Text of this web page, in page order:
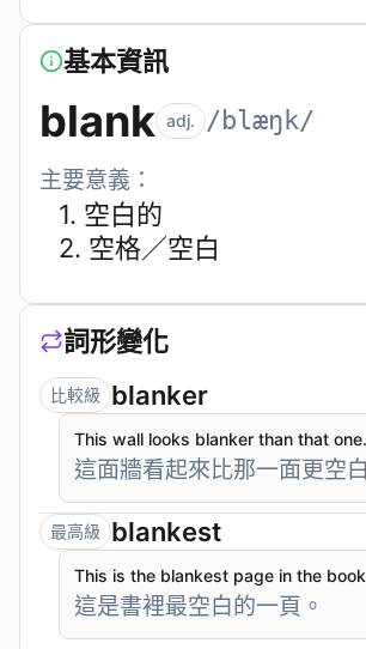
基本資訊
blank adj. /blæŋk/
主要意義：
1. 空白的
2. 空格／空白
詞形變化
比較級 blanker
This wall looks blanker than that one.
這面牆看起來比那一面更空
最高級 blankest
This is the blankest page in the
這是書裡最空白的一頁。